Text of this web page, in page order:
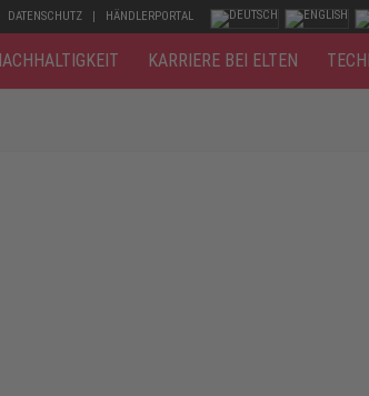
DATENSCHUTZ HÄNDLERPORTAL
KARRIERE BEI ELTEN